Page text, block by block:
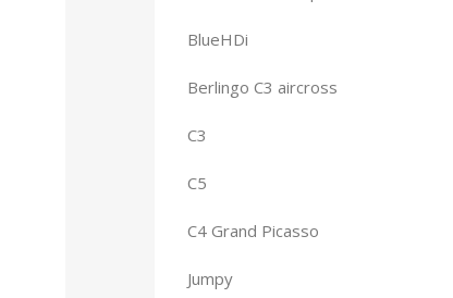
BlueHDi
Berlingo C3 aircross
C3
C5
C4 Grand Picasso
Jumpy